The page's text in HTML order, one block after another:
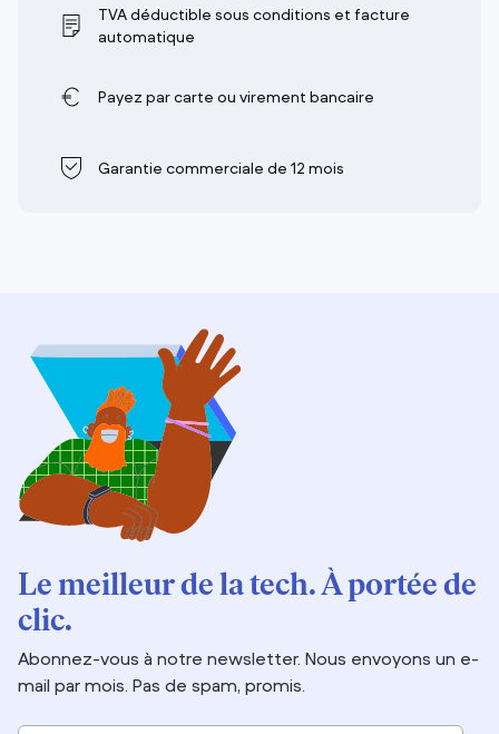
TVA déductible sous conditions et facture
automatique
Payez par carte ou virement bancaire
Garantie commerciale de 12 mois
Le meilleur de la tech. À portée de
clic.
Abonnez-vous à notre newsletter. Nous envoyons un e-
mail par mois. Pas de spam, promis.